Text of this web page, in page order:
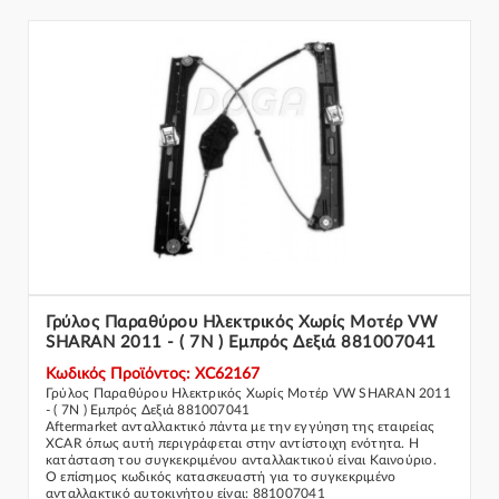
Γρύλος Παραθύρου Ηλεκτρικός Χωρίς Μοτέρ VW
SHARAN 2011 - ( 7N ) Εμπρός Δεξιά 881007041
Κωδικός Προϊόντος: XC62167
Γρύλος Παραθύρου Ηλεκτρικός Χωρίς Μοτέρ VW SHARAN 2011
- ( 7N ) Εμπρός Δεξιά 881007041
Aftermarket ανταλλακτικό πάντα με την εγγύηση της εταιρείας
XCAR όπως αυτή περιγράφεται στην αντίστοιχη ενότητα. Η
κατάσταση του συγκεκριμένου ανταλλακτικού είναι Καινούριο.
Ο επίσημος κωδικός κατασκευαστή για το συγκεκριμένο
ανταλλακτικό αυτοκινήτου είναι: 881007041